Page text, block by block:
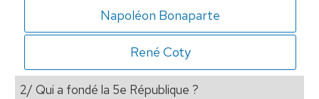
Napoléon Bonaparte
René Coty
2/ Qui a fondé la 5e République ?